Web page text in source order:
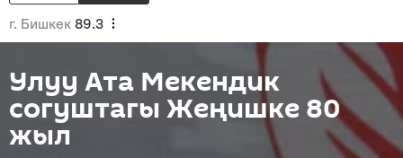
г. Бишкек 89.3
Улуу Ата Мекендик
согуштагы Жеңишке 80
жыл